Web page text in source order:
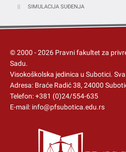
SIMULACIJA SUĐENJA
© 2000 -2026 Pravni fakultet za
Sadu.
Visokoškolska jedinica u Subotici.
Adresa: Braće Radić 38, 24000
Telefon:+381 (0)24/554-635
E-mail: info@pfsubotica.edu.rs